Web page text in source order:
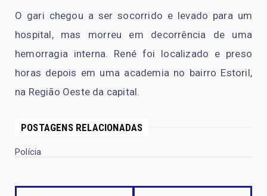
O gari chegou a ser socorrido e levado para um
hospital, mas morreu em decorrência de uma
hemorragia interna. René foi localizado e preso
horas depois em uma academia no bairro Estoril,
na Região Oeste da capital.
POSTAGENS RELACIONADAS
Polícia